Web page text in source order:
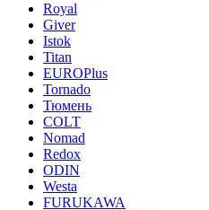
Royal
Giver
Istok
Titan
EUROPlus
Tornado
Тюмень
COLT
Nomad
Redox
ODIN
Westa
FURUKAWA